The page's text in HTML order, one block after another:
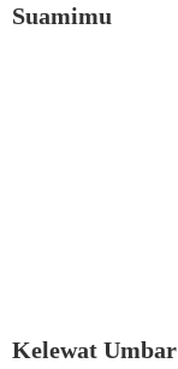
Suamimu
Kelewat